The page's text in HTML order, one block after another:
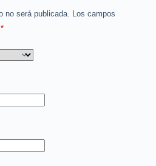
no será publicada. Los campos
*